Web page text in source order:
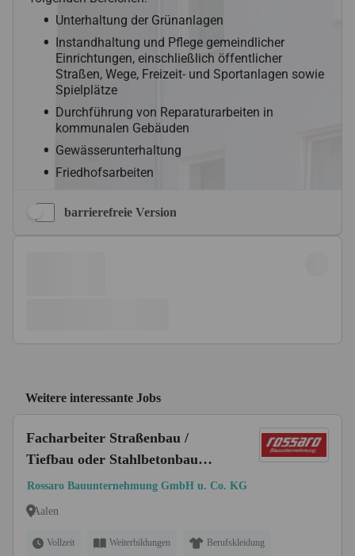
barrierefreie Version
Weitere interessante Jobs
Facharbeiter Straßenbau /
Tiefbau oder Stahlbetonbau
(m/w/d)
Rossaro Bauunternehmung GmbH u. Co. KG
Aalen
Vollzeit Weiterbildungen Berufskleidung